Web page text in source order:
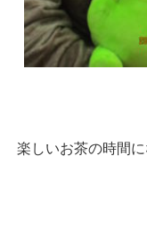
楽しいお茶の時間